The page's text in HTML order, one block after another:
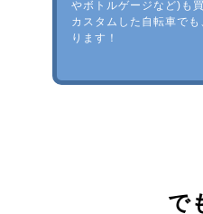
やボトルゲージなど)も買
カスタムした自転車で
ります！
で